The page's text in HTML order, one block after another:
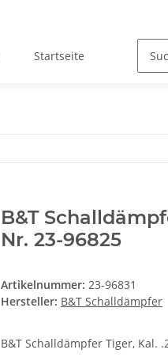
Startseite
B&T
Nr. 23-96825
Artikelnummer: 23-96831
Hersteller: B&T Schalldämpfer
B&T Schalldämpfer Tiger, Kal.